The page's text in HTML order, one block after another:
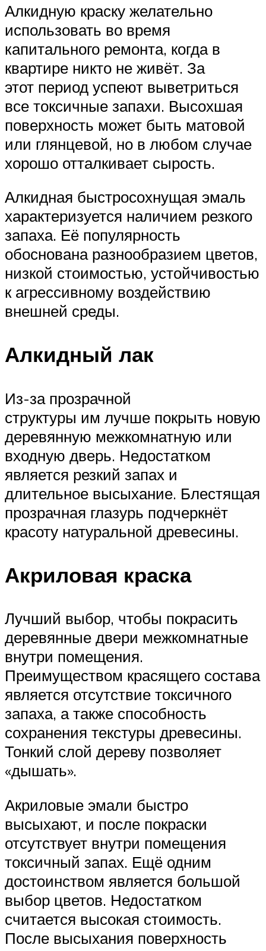
Алкидную краску желательно
использовать во время
капитального ремонта, когда в
квартире никто не живёт. За
этот период успеют выветриться
все токсичные запахи. Высохшая
поверхность может быть матовой
или глянцевой, но в любом случае
хорошо отталкивает сырость.
Алкидная быстросохнущая эмаль
характеризуется наличием резкого
запаха. Её популярность
обоснована разнообразием цветов,
низкой стоимостью, устойчивостью
к агрессивному воздействию
внешней среды.
Алкидный лак
Из-за прозрачной
структуры им лучше покрыть новую
деревянную межкомнатную или
входную дверь. Недостатком
является резкий запах и
длительное высыхание. Блестящая
прозрачная глазурь подчеркнёт
красоту натуральной древесины.
Акриловая краска
Лучший выбор, чтобы покрасить
деревянные двери межкомнатные
внутри помещения.
Преимуществом красящего состава
является отсутствие токсичного
запаха, а также способность
сохранения текстуры древесины.
Тонкий слой дереву позволяет
«дышать».
Акриловые эмали быстро
высыхают, и после покраски
отсутствует внутри помещения
токсичный запах. Ещё одним
достоинством является большой
выбор цветов. Недостатком
считается высокая стоимость.
После высыхания поверхность